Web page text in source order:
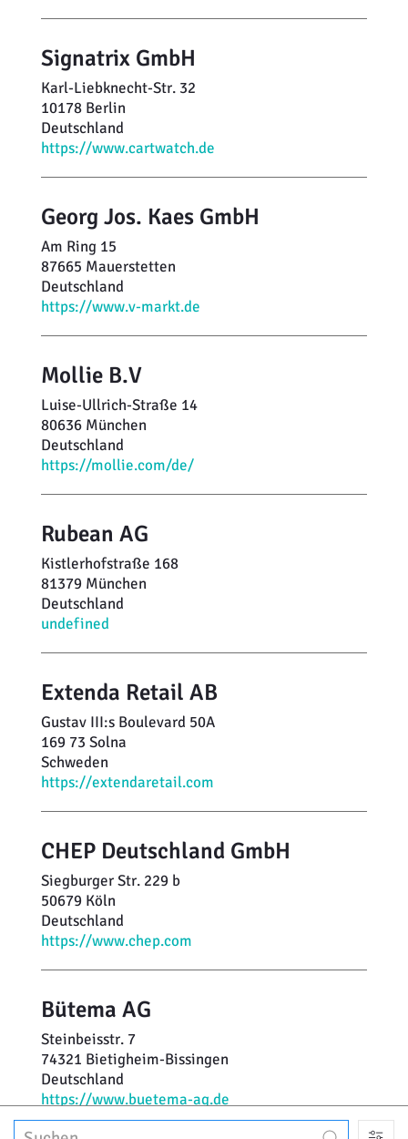
Signatrix GmbH
Karl-Liebknecht-Str. 32
10178 Berlin
Deutschland
https://www.cartwatch.de
Georg Jos. Kaes GmbH
Am Ring 15
87665 Mauerstetten
Deutschland
https://www.v-markt.de
Mollie B.V
Luise-Ullrich-Straße 14
80636 München
Deutschland
https://mollie.com/de/
Rubean AG
Kistlerhofstraße 168
81379 München
Deutschland
undefined
Extenda Retail AB
Gustav III:s Boulevard 50A
169 73 Solna
Schweden
https://extendaretail.com
CHEP Deutschland GmbH
Siegburger Str. 229 b
50679 Köln
Deutschland
https://www.chep.com
Bütema AG
Steinbeisstr. 7
74321 Bietigheim-Bissingen
Deutschland
https://www.buetema-ag.de